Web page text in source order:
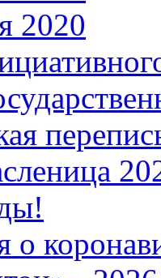
2020
о